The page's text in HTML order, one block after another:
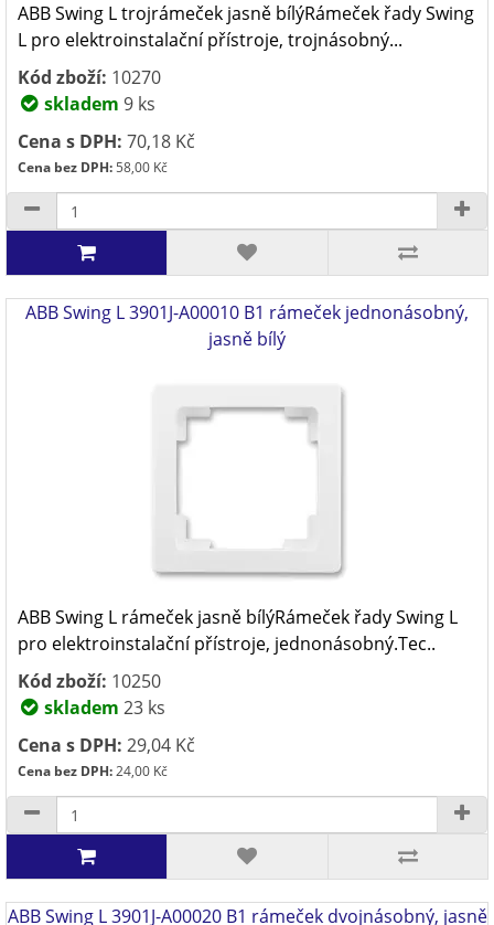
ABB Swing L trojrámeček jasně bílýRámeček řady Swing
L pro elektroinstalační přístroje, trojnásobný...
Kód zboží: 10270
skladem 9 ks
Cena s DPH: 70,18 Kč
Cena bez DPH:58,00 Kč
ABB Swing L 3901J-A00010 B1 rámeček jednonásobný,
jasně bílý
ABB Swing L rámeček jasně bílýRámeček řady Swing L
pro elektroinstalační přístroje, jednonásobný.Tec..
Kód zboží: 10250
skladem 23 ks
Cena s DPH: 29,04 Kč
Cena bez DPH:24,00 Kč
ABB Swing L 3901J-A00020 B1 rámeček dvojnásobný, jasně